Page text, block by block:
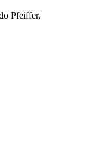
Pfeiffer,